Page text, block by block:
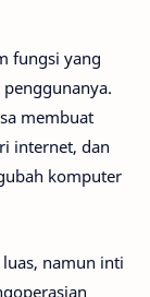
fungsi yang
membuat
internet, dan
komputer
namun inti